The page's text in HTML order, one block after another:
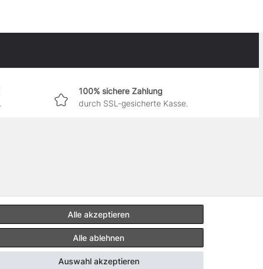
100% sichere Zahlung
durch SSL-gesicherte Kasse.
Alle akzeptieren
Alle ablehnen
Auswahl akzeptieren